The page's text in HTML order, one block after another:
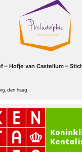
– Hofje van Castellum –
den haag